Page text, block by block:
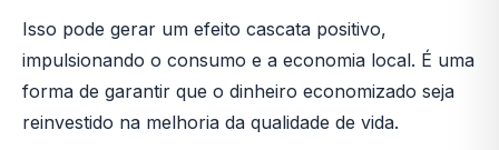
Isso pode gerar um efeito cascata positivo,
impulsionando o consumo e a economia local. É uma
forma de garantir que o dinheiro economizado seja
reinvestido na melhoria da qualidade de vida.